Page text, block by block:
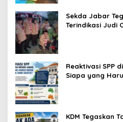
Sekda Jabar
Terindikasi Judi
Reaktivasi SPP
Siapa yang
KDM Tegaskan